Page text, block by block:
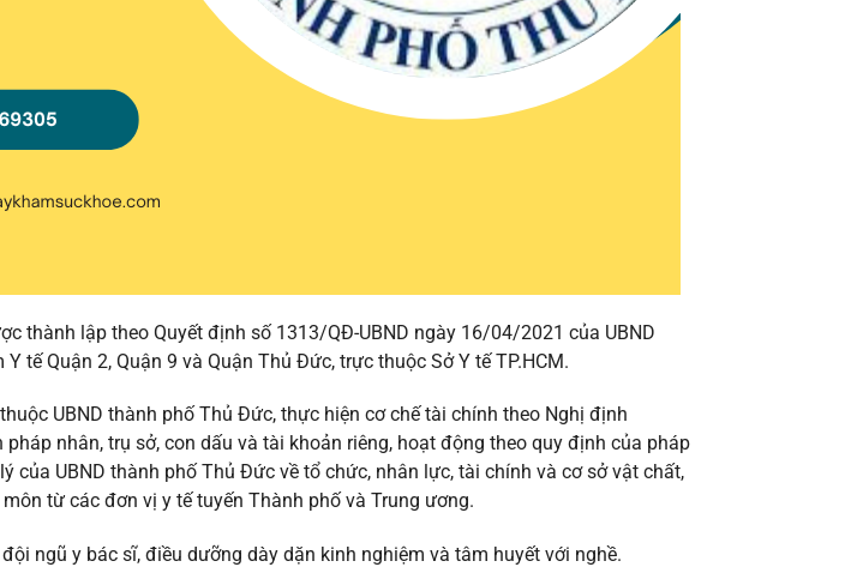
thành lập theo Quyết định số 1313/QĐ-UBND ngày 16/04/2021 của UBND
tế Quận 2, Quận 9 và Quận Thủ Đức, trực thuộc Sở Y tế TP.HCM.
UBND thành phố Thủ Đức, thực hiện cơ chế tài chính theo Nghị định
nhân, trụ sở, con dấu và tài khoản riêng, hoạt động theo quy định của pháp
của UBND thành phố Thủ Đức về tổ chức, nhân lực, tài chính và cơ sở vật chất,
từ các đơn vị y tế tuyến Thành phố và Trung ương.
ngũ y bác sĩ, điều dưỡng dày dặn kinh nghiệm và tâm huyết với nghề.